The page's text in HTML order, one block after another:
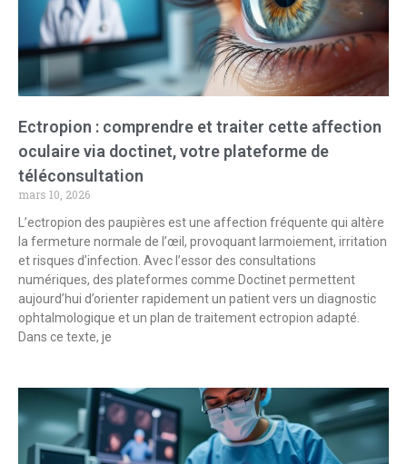
Ectropion : comprendre et traiter cette affection
oculaire via doctinet, votre plateforme de
téléconsultation
mars 10, 2026
L’ectropion des paupières est une affection fréquente qui altère
la fermeture normale de l’œil, provoquant larmoiement, irritation
et risques d’infection. Avec l’essor des consultations
numériques, des plateformes comme Doctinet permettent
aujourd’hui d’orienter rapidement un patient vers un diagnostic
ophtalmologique et un plan de traitement ectropion adapté.
Dans ce texte, je